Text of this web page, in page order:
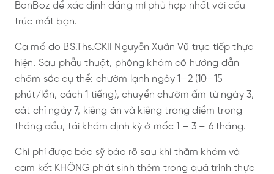
BonBoz để xác định dáng mí phù hợp nhất với cấu
trúc mắt bạn.
Ca mổ do BS.Ths.CKII Nguyễn Xuân Vũ trực tiếp thực
hiện. Sau phẫu thuật, phòng khám có hướng dẫn
chăm sóc cụ thể: chườm lạnh ngày 1–2 (10–15
phút/lần, cách 1 tiếng), chuyển chườm ấm từ ngày 3,
cắt chỉ ngày 7, kiêng ăn và kiêng trang điểm trong
tháng đầu, tái khám định kỳ ở mốc 1 – 3 – 6 tháng.
Chi phí được bác sỹ báo rõ sau khi thăm khám và
cam kết KHÔNG phát sinh thêm trong quá trình thực